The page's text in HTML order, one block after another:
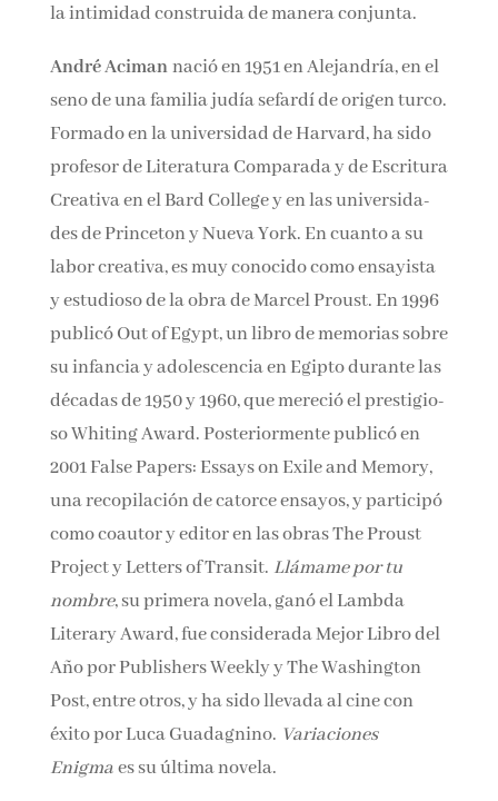
la intimidad cons­truida de manera conjunta.
André Acimannació en 1951 en Alejandría, en el
seno de una familia judía sefardí de origen tur­co.
Formado en la universidad de Harvard, ha sido
profesor de Literatura Comparada y de Escritura
Creativa en el Bard College y en las universida­
des de Princeton y Nueva York. En cuanto a su
labor creativa, es muy conocido como ensayista
y estudioso de la obra de Marcel Proust. En 1996
publicó Out of Egypt, un libro de memorias sobre
su infancia y adolescencia en Egipto durante las
décadas de 1950 y 1960, que mereció el prestigio­
so Whiting Award. Posteriormente publicó en
2001 False Papers: Essays on Exile and Memory,
una recopilación de catorce ensayos, y participó
como coautor y editor en las obras The Proust
Project y Letters of Transit. Llámame por tu
nombre, su pri­mera novela, ganó el Lambda
Literary Award, fue considerada Mejor Libro del
Año por Publishers Weekly y The Washington
Post, entre otros, y ha sido llevada al cine con
éxito por Luca Guadagni­no. Variaciones
Enigmaes su última novela.